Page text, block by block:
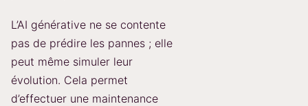
L’AI générative ne se contente
pas de prédire les pannes ; elle
peut même simuler leur
évolution. Cela permet
d’effectuer une maintenance